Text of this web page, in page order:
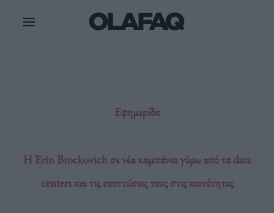
Εφημερίδα
Η Erin Brockovich σε νέα καμπάνια γύρω από τα data
centers και τις επιπτώσεις τους στις κοινότητες